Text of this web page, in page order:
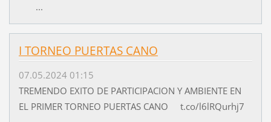
...
I TORNEO PUERTAS CANO
07.05.2024 01:15
TREMENDO EXITO DE PARTICIPACION Y AMBIENTE EN
EL PRIMER TORNEO PUERTAS CANO t.co/l6lRQurhj7